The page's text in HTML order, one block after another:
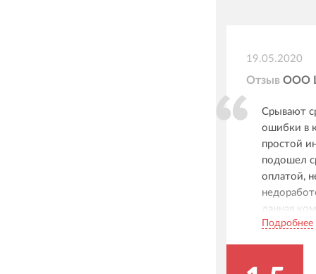
19.05.2020
Отзыв ООО
Срывают
ошибки в
простой
подошел
оплатой,
данная
что я
уже не
Подробнее